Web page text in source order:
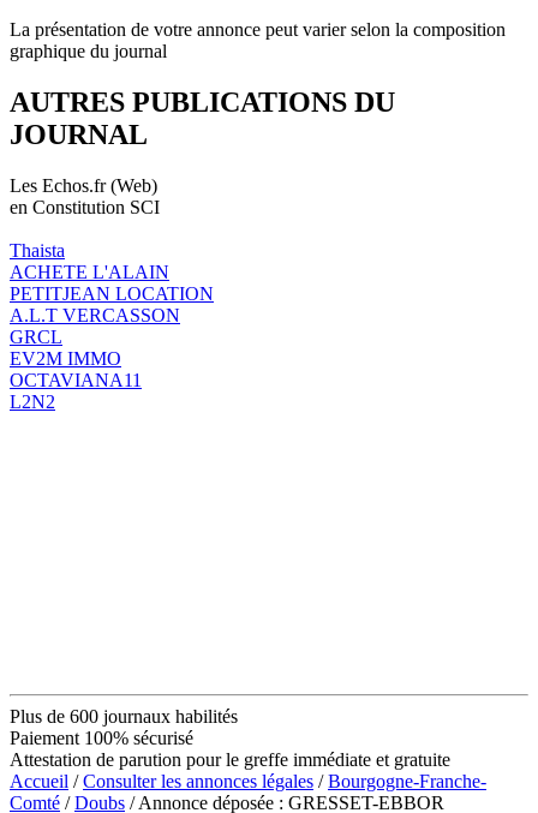
La présentation de votre annonce peut varier selon la composition
graphique du journal
AUTRES PUBLICATIONS DU
JOURNAL
Les Echos.fr (Web)
en Constitution SCI
Thaista
ACHETE L'ALAIN
PETITJEAN LOCATION
A.L.T VERCASSON
GRCL
EV2M IMMO
OCTAVIANA11
L2N2
Plus de 600 journaux habilités
Paiement 100% sécurisé
Attestation de parution pour le greffe immédiate et gratuite
Accueil /Consulter les annonces légales /Bourgogne-Franche-
Comté /Doubs / Annonce déposée : GRESSET-EBBOR